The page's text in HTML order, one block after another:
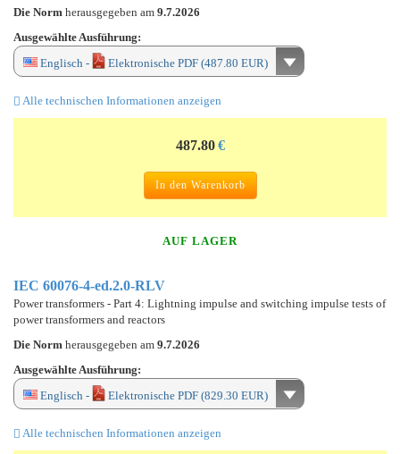
Die Norm herausgegeben am 9.7.2026
Ausgewählte Ausführung:
Englisch -
Elektronische PDF (487.80 EUR)
Alle technischen Informationen anzeigen
487.80 €
In den Warenkorb
AUF LAGER
IEC 60076-4-ed.2.0-RLV
Power transformers - Part 4: Lightning impulse and switching impulse tests of
power transformers and reactors
Die Norm herausgegeben am 9.7.2026
Ausgewählte Ausführung:
Englisch -
Elektronische PDF (829.30 EUR)
Alle technischen Informationen anzeigen